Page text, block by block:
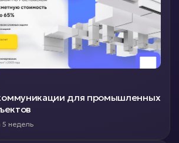
для промышленных
5 недель